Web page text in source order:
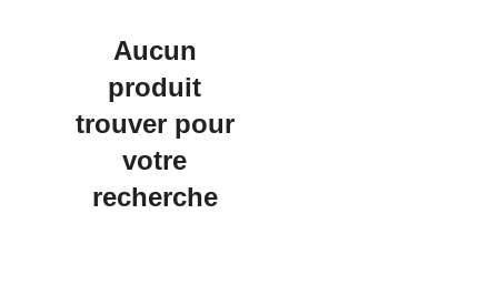
Aucun
produit
trouver pour
votre
recherche